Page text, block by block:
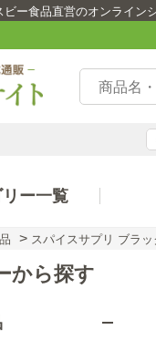
ー食品直営のオンライン
ー一覧
> スパイスサプリ ブラ
から探す